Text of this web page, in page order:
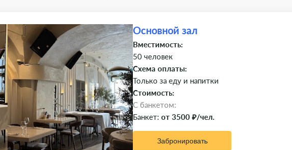
Основной зал
Вместимость:
50 человек
Схема оплаты:
Только за еду и напитки
Стоимость:
C банкетом:
Банкет: от 3500 ₽/чел.
Забронировать